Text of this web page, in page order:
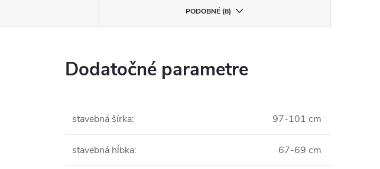
PODOBNÉ (8)
Dodatočné parametre
stavebná šírka: 97-101 cm
stavebná hĺbka: 67-69 cm